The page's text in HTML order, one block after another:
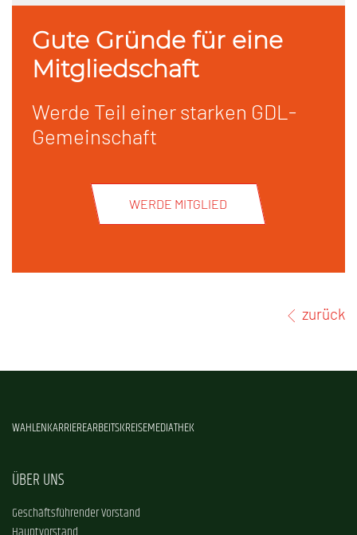
Gute Gründe für eine
Mitgliedschaft
Werde Teil einer starken GDL-
Gemeinschaft
WERDE MITGLIED
zurück
WAHLENKARRIEREARBEITSKREISEMEDIATHEK
ÜBER UNS
Geschäftsführender Vorstand